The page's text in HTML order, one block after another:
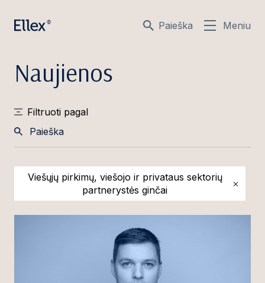
Paieška Meniu
Naujienos
Filtruoti pagal
Viešųjų pirkimų, viešojo ir privataus sektorių
partnerystės ginčai